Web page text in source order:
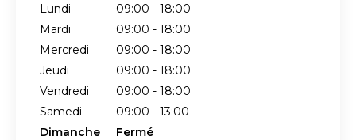
Lundi
09:00 - 18:00
Mardi
09:00 - 18:00
Mercredi
09:00 - 18:00
Jeudi
09:00 - 18:00
Vendredi
09:00 - 18:00
Samedi
09:00 - 13:00
Dimanche
Fermé